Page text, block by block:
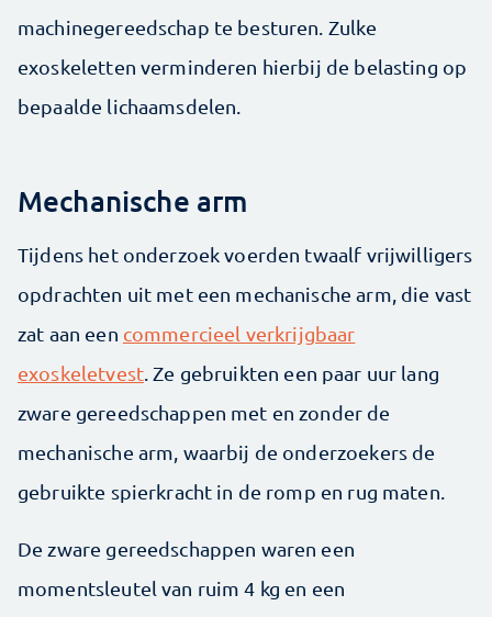
machinegereedschap te besturen. Zulke
exoskeletten verminderen hierbij de belasting op
bepaalde lichaamsdelen.
Mechanische arm
Tijdens het onderzoek voerden twaalf vrijwilligers
opdrachten uit met een mechanische arm, die vast
zat aan een commercieel verkrijgbaar
exoskeletvest. Ze gebruikten een paar uur lang
zware gereedschappen met en zonder de
mechanische arm, waarbij de onderzoekers de
gebruikte spierkracht in de romp en rug maten.
De zware gereedschappen waren een
momentsleutel van ruim 4 kg en een